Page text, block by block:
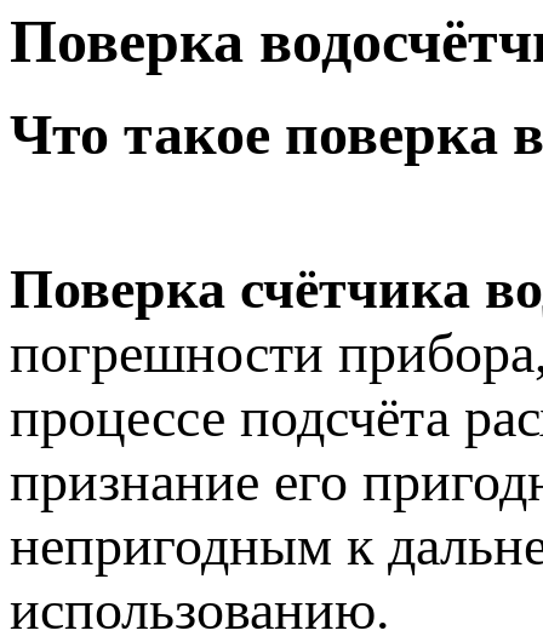
Поверка
Что такое поверка
Поверка счётчика
погрешности
процессе подсчёта
признание его
непригодным к
использованию.